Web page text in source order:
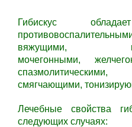
Гибискус
вяжущими,
мочегонными,
смягчающими,
Лечебные свойства
следующих случаях: